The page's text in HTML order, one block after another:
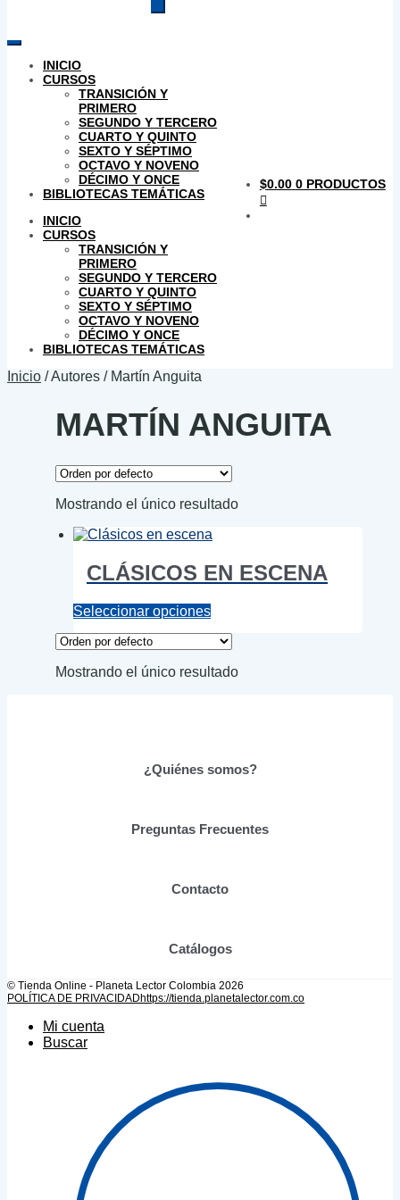
productos
INICIO
CURSOS
TRANSICIÓN Y
PRIMERO
SEGUNDO Y TERCERO
CUARTO Y QUINTO
SEXTO Y SÉPTIMO
OCTAVO Y NOVENO
DÉCIMO Y ONCE
BIBLIOTECAS TEMÁTICAS
INICIO
CURSOS
TRANSICIÓN Y
PRIMERO
SEGUNDO Y TERCERO
CUARTO Y QUINTO
SEXTO Y SÉPTIMO
OCTAVO Y NOVENO
DÉCIMO Y ONCE
BIBLIOTECAS TEMÁTICAS
$0.00 0 PRODUCTOS
Inicio /Autores / Martín Anguita
MARTÍN ANGUITA
Mostrando el único resultado
CLÁSICOS EN ESCENA
Seleccionar opcionesEste
tiene
variantes.
en
producto
Mostrando el único resultado
¿Quiénes somos?
Preguntas Frecuentes
Contacto
Catálogos
© Tienda Online - Planeta Lector Colombia 2026
POLÍTICA DE PRIVACIDADhttps://tienda.planetalector.com.co
Mi cuenta
Buscar